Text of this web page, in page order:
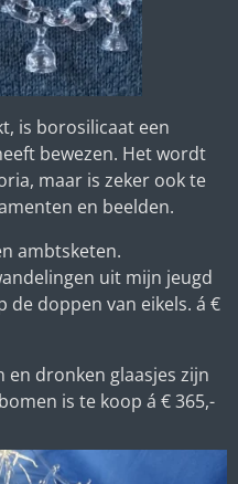
is borosilicaat een
bewezen. Het wordt
maar is zeker ook te
en beelden.
ambtsketen.
uit mijn jeugd
doppen van eikels. á €
dronken glaasjes zijn
is te koop á € 365,-